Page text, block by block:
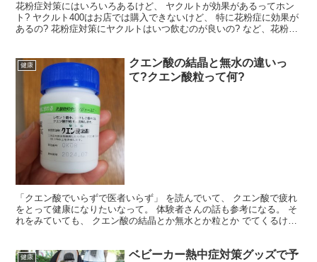
花粉症対策にはいろいろあるけど、 ヤクルトが効果があるってホン
ト? ヤクルト400はお店では購入できないけど、 特に花粉症に効果が
あるの? 花粉症対策にヤクルトはいつ飲むのが良いの? など、花粉症
健康
クエン酸の結晶と無水の違いっ
て?クエン酸粒って何?
「クエン酸でいらずで医者いらず」 を読んでいて、 クエン酸で疲れ
をとって健康になりたいなって。 体験者さんの話も参考になる。 そ
れをみていても、 クエン酸の結晶とか無水とか粒とか でてくるけど
健康
ベビーカー熱中症対策グッズで予